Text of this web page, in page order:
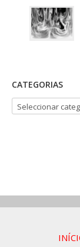
CATEGORIAS
CATEGORIAS